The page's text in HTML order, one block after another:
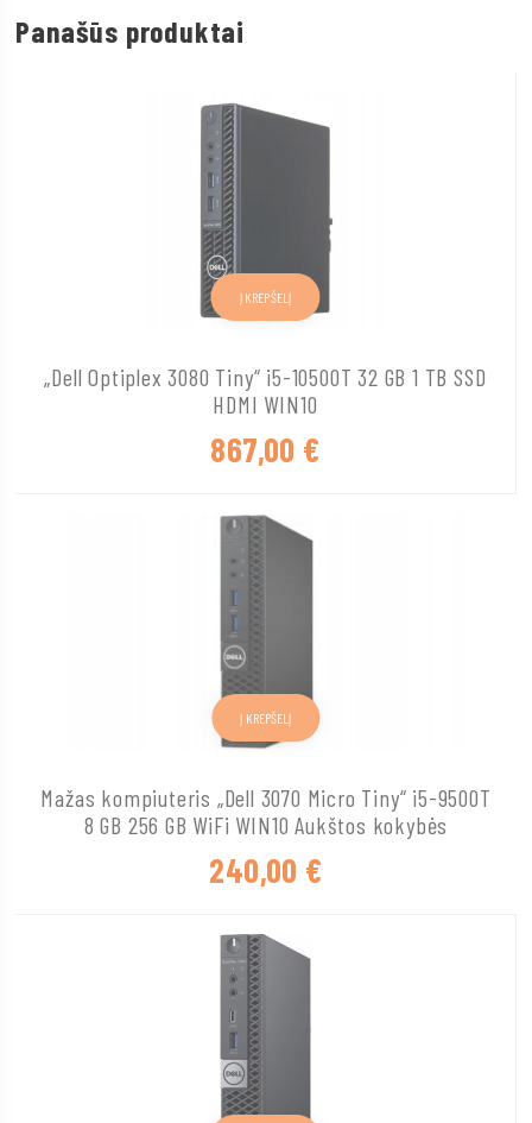
Panašūs produktai
„Dell Optiplex 3080 Tiny“ i5-10500T 32 GB 1 TB SSD
HDMI WIN10
867,00 €
Į KREPŠELĮ
Mažas kompiuteris „Dell 3070 Micro Tiny“ i5-9500T
8 GB 256 GB WiFi WIN10 Aukštos kokybės
240,00 €
Į KREPŠELĮ